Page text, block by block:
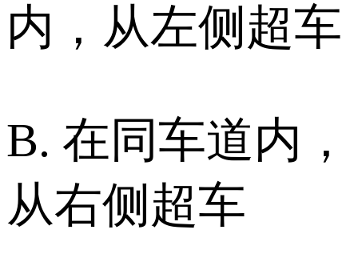
内，从左侧超车
B. 在同车道内，
从右侧超车